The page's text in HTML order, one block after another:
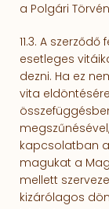
a Polgári
11.3. A
esetleges
dezni. Ha ez
vita
kapcsolatban a
magukat a
mellett
kizárólagos